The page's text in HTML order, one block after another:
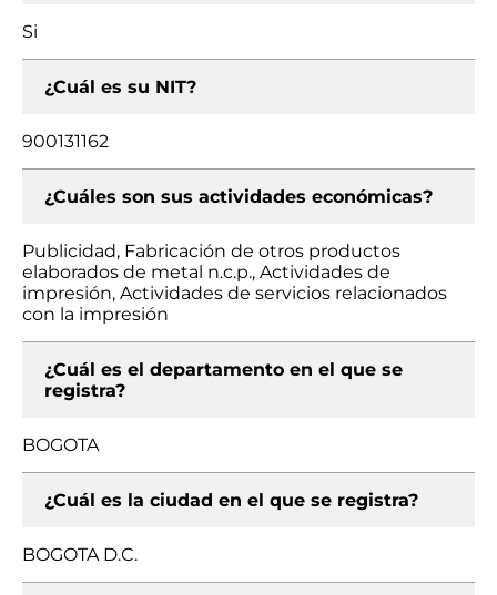
Si
¿Cuál es su NIT?
900131162
¿Cuáles son sus actividades económicas?
Publicidad, Fabricación de otros productos
elaborados de metal n.c.p., Actividades de
impresión, Actividades de servicios relacionados
con la impresión
¿Cuál es el departamento en el que se
registra?
BOGOTA
¿Cuál es la ciudad en el que se registra?
BOGOTA D.C.